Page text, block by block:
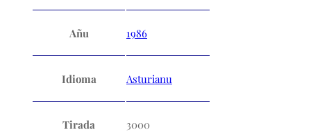
Añu 1986
Idioma Asturianu
Tirada 3000